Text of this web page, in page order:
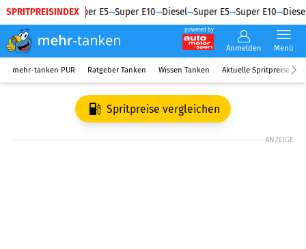
SPRITPREISINDEX
Diesel Super E5 Super E10 Diesel Super E5 Super E10 Diesel
powered by
Anmelden Menü
mehr-tanken PUR Ratgeber Tanken Wissen Tanken Aktuelle Spritpreise
Spritpreise vergleichen
ANZEIGE